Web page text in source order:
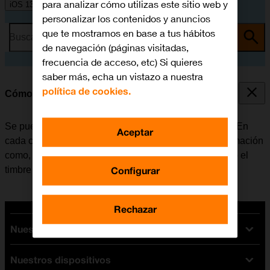
iOS 13.1
Busca por problema o tema
Cómo crear un nuevo contacto
Se pueden guardar los contactos en la guía del móvil. En
cada contacto es posible guardar varios tipos de información
como, por ejemplo, la dirección de correo electrónico o el
timbre de llamada personal.
Nuestras tarifas
Tarifas Orange
Nuestros dispositivos
para analizar cómo utilizas este sitio web y
personalizar los contenidos y anuncios
que te mostramos en base a tus hábitos
de navegación (páginas visitadas,
frecuencia de acceso, etc) Si quieres
saber más, echa un vistazo a nuestra
política de cookies.
Configurar
Rechazar
Aceptar